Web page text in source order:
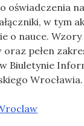
oświadczenia
w tym
o nauce.
oraz pełen
Biuletynie
Wrocławia.